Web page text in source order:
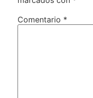
Comentario *